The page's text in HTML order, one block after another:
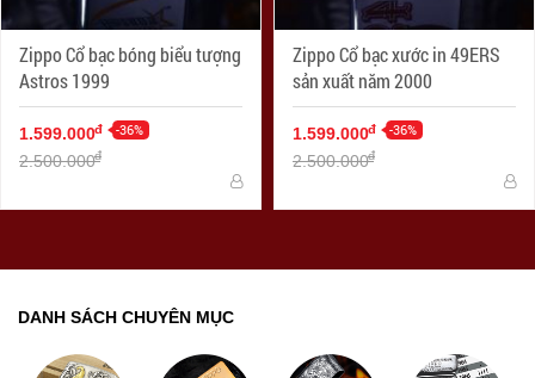
Zippo Cổ bạc bóng biểu tượng
Astros 1999
1.599.000đ -36%
2.500.000đ
Zippo Cổ bạc xước in 49ERS
sản xuất năm 2000
1.599.000đ -36%
2.500.000đ
DANH SÁCH CHUYÊN MỤC